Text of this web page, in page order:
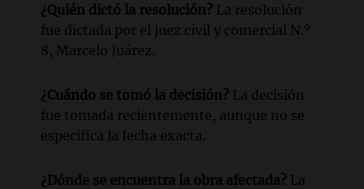
¿Quién dictó la resolución? La resolución
fue dictada por el juez civil y comercial N.º
8, Marcelo Juárez.
¿Cuándo se tomó la decisión? La decisión
fue tomada recientemente, aunque no se
especifica la fecha exacta.
¿Dónde se encuentra la obra afectada? La